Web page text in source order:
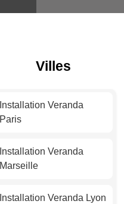
Villes
Installation Veranda
Paris
Installation Veranda
Marseille
Installation Veranda Lyon